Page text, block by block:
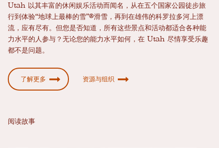
Utah 以其丰富的休闲娱乐活动而闻名，从在五个国家公园徒步旅
行到体验“地球上最棒的雪”®滑雪，再到在雄伟的科罗拉多河上漂
流，应有尽有。但您是否知道，所有这些景点和活动都适合各种能
力水平的人参与？无论您的能力水平如何，在 Utah 尽情享受乐趣
都不是问题。
了解更多 资源与组织
阅读故事